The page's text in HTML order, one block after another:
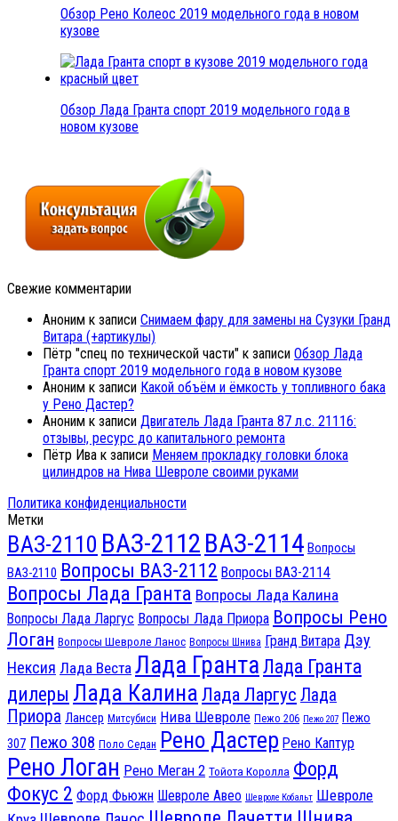
Обзор Рено Колеос 2019 модельного года в новом
кузове
Обзор Лада Гранта спорт 2019 модельного года в
новом кузове
Свежие комментарии
Аноним к записи Снимаем фару для замены на Сузуки Гранд
Витара (+артикулы)
Пётр "спец по технической части" к записи Обзор Лада
Гранта спорт 2019 модельного года в новом кузове
Аноним к записи Какой объём и ёмкость у топливного бака
у Рено Дастер?
Аноним к записи Двигатель Лада Гранта 87 л.с. 21116:
отзывы, ресурс до капитального ремонта
Пётр Ива к записи Меняем прокладку головки блока
цилиндров на Нива Шевроле своими руками
Политика конфиденциальности
Метки
ВАЗ-2110 ВАЗ-2112 ВАЗ-2114 Вопросы
ВАЗ-2110 Вопросы ВАЗ-2112 Вопросы ВАЗ-2114
Вопросы Лада Гранта Вопросы Лада Калина
Вопросы Лада Ларгус Вопросы Лада Приора Вопросы Рено
Логан Вопросы Шевроле Ланос Вопросы Шнива Гранд Витара Дэу
Нексия Лада Веста Лада Гранта Лада Гранта
дилеры Лада Калина Лада Ларгус Лада
Приора Лансер Митсубиси Нива Шевроле Пежо 206 Пежо 207 Пежо
307 Пежо 308 Поло Седан Рено Дастер Рено Каптур
Рено Логан Рено Меган 2 Тойота Королла Форд
Фокус 2 Форд Фьюжн Шевроле Авео Шевроле Кобальт Шевроле